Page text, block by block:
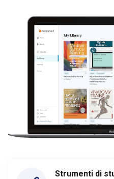
Strumenti di